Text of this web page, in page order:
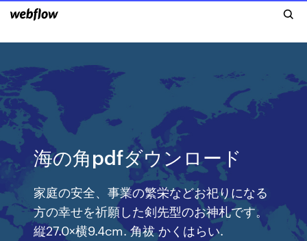
海の角pdfダウンロード
家庭の安全、事業の繁栄などお祀りになる
方の幸せを祈願した剣先型のお神札です。
縦27.0×横9.4cm. 角祓 かくはらい.